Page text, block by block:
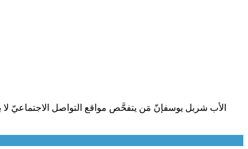
الأب شربل يوسفإنّ مَن يتفحَّص مواقع التواصل الاجتماعيّ لا بدّ